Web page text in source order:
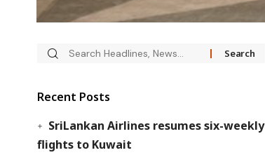
Recent Posts
SriLankan Airlines resumes six-weekly
flights to Kuwait